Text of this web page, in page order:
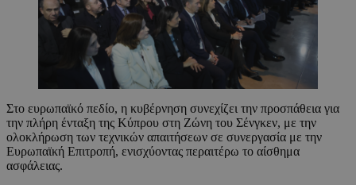
Στο ευρωπαϊκό πεδίο, η κυβέρνηση συνεχίζει την προσπάθεια για
την πλήρη ένταξη της Κύπρου στη Ζώνη του Σένγκεν, με την
ολοκλήρωση των τεχνικών απαιτήσεων σε συνεργασία με την
Ευρωπαϊκή Επιτροπή, ενισχύοντας περαιτέρω το αίσθημα
ασφάλειας.